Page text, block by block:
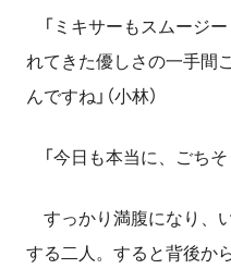
「ミキサーもスムージ
れてきた優しさの一手間
んですね」（小林）
「今日も本当に、ごちそ
すっかり満腹になり、
する二人。すると背後か